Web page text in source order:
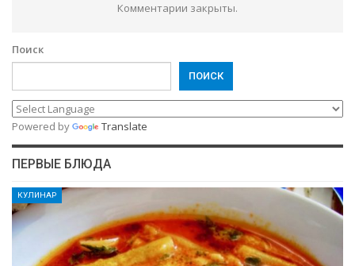
Комментарии закрыты.
Поиск
ПОИСК
Powered by Translate
ПЕРВЫЕ БЛЮДА
КУЛИНАР